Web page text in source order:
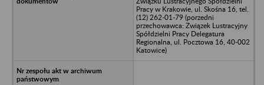
Pracy w Krakowie, ul. Skośna 16, tel.
(12) 262-01-79 (porzedni
przechowawca: Związek Lustracyjny
Spółdzielni Pracy Delegatura
Regionalna, ul. Pocztowa 16, 40-002
Katowice)